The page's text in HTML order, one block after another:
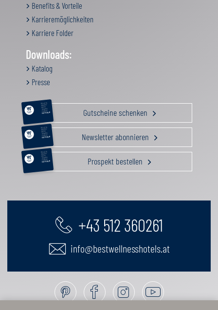
Benefits & Vorteile
Karrieremöglichkeiten
Karriere Folder
Downloads:
Katalog
Presse
RELAX &
BEAUTY
AKTIV
GENUSS
FAMILIE
GUTSCHEIN Gutscheine schenken
RELAX &
BEAUTY
AKTIV
GENUSS
FAMILIE
GUTSCHEIN Newsletter abonnieren
RELAX &
BEAUTY
AKTIV
GENUSS
FAMILIE
GUTSCHEIN Prospekt bestellen
+43 512 360261
info@bestwellnesshotels.at